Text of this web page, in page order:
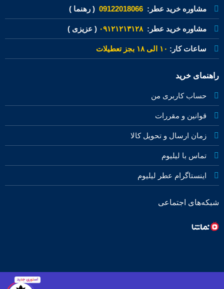
مشاوره خرید عطر: 09122018066 ( رهنما )
مشاوره خرید عطر:۰۹۱۲۱۲۱۳۱۲۸ ( عزیزی )
ساعات کار: ۱۰ الی ۱۸ بجز تعطیلات
راهنمای خرید
حساب کاربری من
قوانین و مقررات
زمان ارسال و تحویل کالا
تماس با لیلیوم
اینستاگرام عطر لیلیوم
شبکه‌های اجتماعی